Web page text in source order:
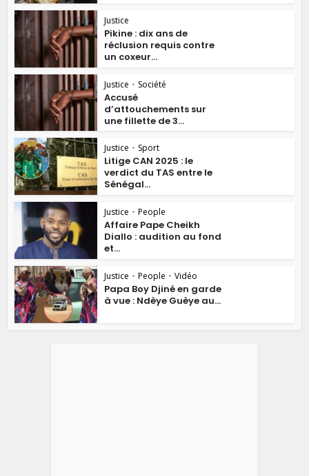
Justice
Pikine : dix ans de
réclusion requis contre
un coxeur...
Justice • Société
Accusé
d’attouchements sur
une fillette de 3...
Justice • Sport
Litige CAN 2025 : le
verdict du TAS entre le
Sénégal...
Justice • People
Affaire Pape Cheikh
Diallo : audition au fond
et...
Justice • People • Vidéo
Papa Boy Djiné en garde
à vue : Ndèye Guèye au...